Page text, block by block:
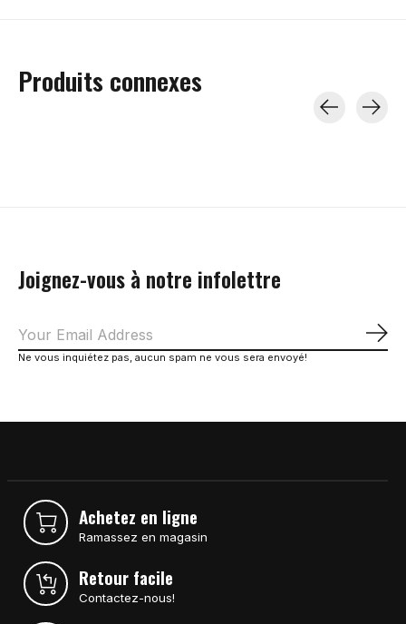
Produits connexes
Joignez-vous à notre infolettre
Ne vous inquiétez pas, aucun spam ne vous sera envoyé!
Achetez en ligne
Ramassez en magasin
Retour facile
Contactez-nous!